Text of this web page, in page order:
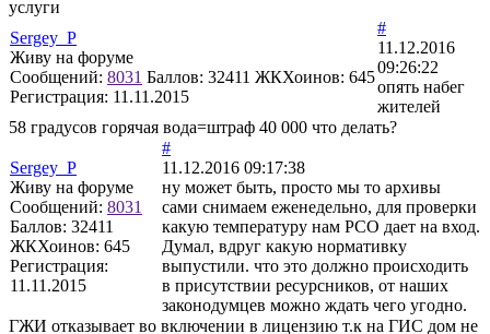
услуги
Sergey_P
Живу на форуме
Сообщений: 8031 Баллов: 32411 ЖКХоинов: 645
Регистрация: 11.11.2015
#
11.12.2016
09:26:22
опять набег
жителей
58 градусов горячая вода=штраф 40 000 что делать?
Sergey_P
Живу на форуме
Сообщений: 8031
Баллов: 32411
ЖКХоинов: 645
Регистрация:
11.11.2015
#
11.12.2016 09:17:38
ну может быть, просто мы то архивы
сами снимаем еженедельно, для проверки
какую температуру нам РСО дает на вход.
Думал, вдруг какую нормативку
выпустили. что это должно происходить
в присутствии ресурсников, от наших
законодумцев можно ждать чего угодно.
ГЖИ отказывает во включении в лицензию т.к на ГИС дом не